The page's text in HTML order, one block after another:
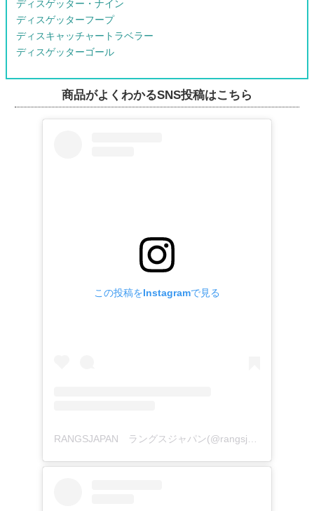
ディスゲッター・ナイン
ディスゲッターフープ
ディスキャッチャートラベラー
ディスゲッターゴール
商品がよくわかるSNS投稿はこちら
この投稿をInstagramで見る